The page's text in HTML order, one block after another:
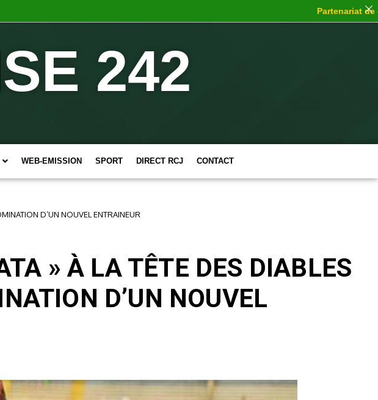
242
WEB-EMISSION SPORT DIRECT RCJ CONTACT
D’UN NOUVEL ENTRAINEUR
» À LA TÊTE DES DIABLES
D’UN NOUVEL
Partenariat de